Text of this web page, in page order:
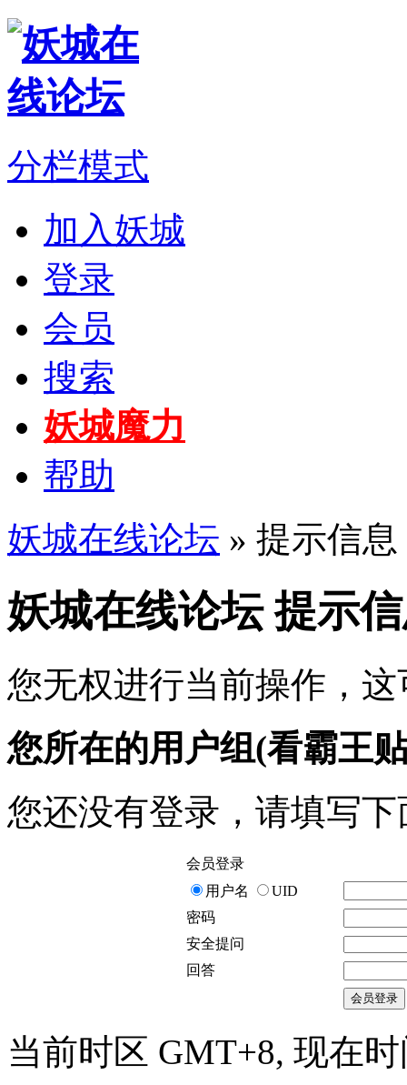
分栏模式
加入妖城
登录
会员
搜索
妖城魔力
帮助
妖城在线论坛 » 提示信息
妖城在线论坛 提示
您无权进行当前操作，
您所在的用户组(看霸王
您还没有登录，请填写
会员登录
用户名
UID
密码
安全提问
回答
会员登录
当前时区 GMT+8, 现在